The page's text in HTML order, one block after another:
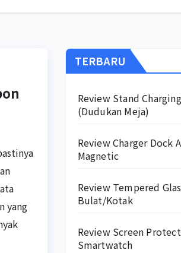
yang
TERBARU
Review Stand
(Dudukan Meja)
Review Charger Dock
Magnetic
Review Tempered
Bulat/Kotak
Review Screen
Smartwatch